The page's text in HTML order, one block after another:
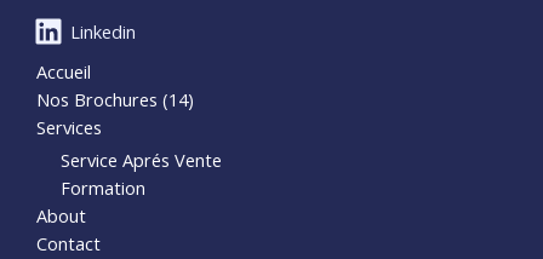
Linkedin
Accueil
Nos Brochures (14)
Services
Service Aprés Vente
Formation
About
Contact